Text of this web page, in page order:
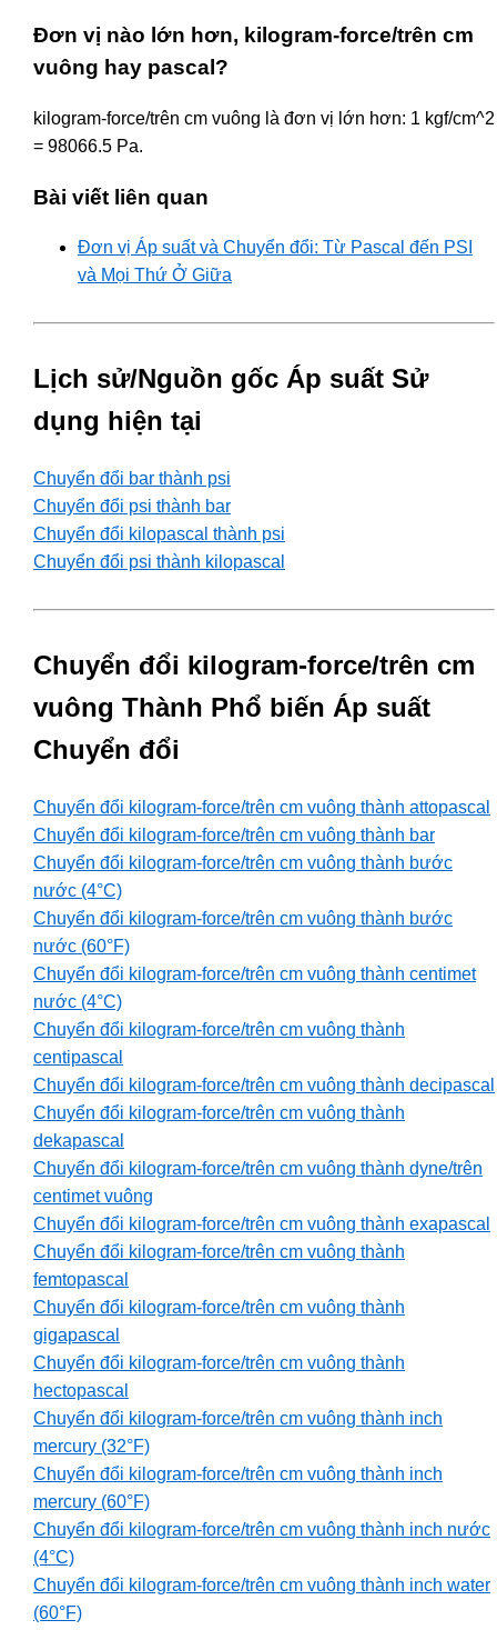
Đơn vị nào lớn hơn, kilogram-force/trên cm
vuông hay pascal?
kilogram-force/trên cm vuông là đơn vị lớn hơn: 1 kgf/cm^2
= 98066.5 Pa.
Bài viết liên quan
Đơn vị Áp suất và Chuyển đổi: Từ Pascal đến PSI
và Mọi Thứ Ở Giữa
Lịch sử/Nguồn gốc Áp suất Sử
dụng hiện tại
Chuyển đổi bar thành psi
Chuyển đổi psi thành bar
Chuyển đổi kilopascal thành psi
Chuyển đổi psi thành kilopascal
Chuyển đổi kilogram-force/trên cm
vuông Thành Phổ biến Áp suất
Chuyển đổi
Chuyển đổi kilogram-force/trên cm vuông thành attopascal
Chuyển đổi kilogram-force/trên cm vuông thành bar
Chuyển đổi kilogram-force/trên cm vuông thành bước
nước (4°C)
Chuyển đổi kilogram-force/trên cm vuông thành bước
nước (60°F)
Chuyển đổi kilogram-force/trên cm vuông thành centimet
nước (4°C)
Chuyển đổi kilogram-force/trên cm vuông thành
centipascal
Chuyển đổi kilogram-force/trên cm vuông thành decipascal
Chuyển đổi kilogram-force/trên cm vuông thành
dekapascal
Chuyển đổi kilogram-force/trên cm vuông thành dyne/trên
centimet vuông
Chuyển đổi kilogram-force/trên cm vuông thành exapascal
Chuyển đổi kilogram-force/trên cm vuông thành
femtopascal
Chuyển đổi kilogram-force/trên cm vuông thành
gigapascal
Chuyển đổi kilogram-force/trên cm vuông thành
hectopascal
Chuyển đổi kilogram-force/trên cm vuông thành inch
mercury (32°F)
Chuyển đổi kilogram-force/trên cm vuông thành inch
mercury (60°F)
Chuyển đổi kilogram-force/trên cm vuông thành inch nước
(4°C)
Chuyển đổi kilogram-force/trên cm vuông thành inch water
(60°F)